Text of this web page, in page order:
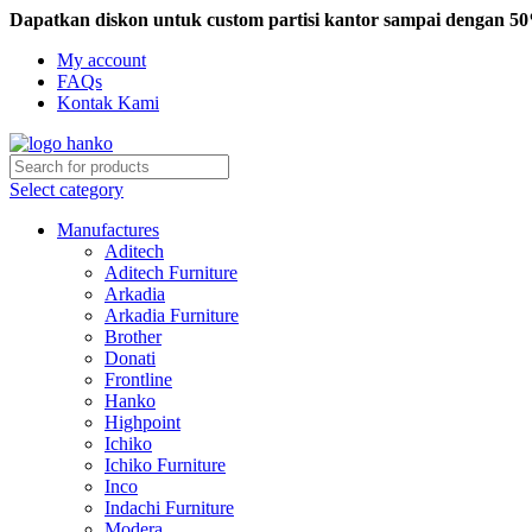
Dapatkan diskon untuk custom partisi kantor sampai dengan
My account
FAQs
Kontak Kami
Select category
Manufactures
Aditech
Aditech Furniture
Arkadia
Arkadia Furniture
Brother
Donati
Frontline
Hanko
Highpoint
Ichiko
Ichiko Furniture
Inco
Indachi Furniture